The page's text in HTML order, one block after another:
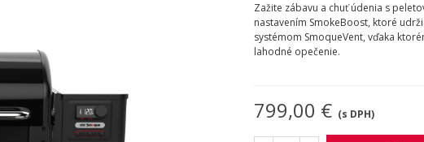
Zažite zábavu a chuť údenia s
nastavením SmokeBoost, ktoré
systémom SmoqueVent, vďaka
lahodné opečenie.
799,00 € (s DPH)